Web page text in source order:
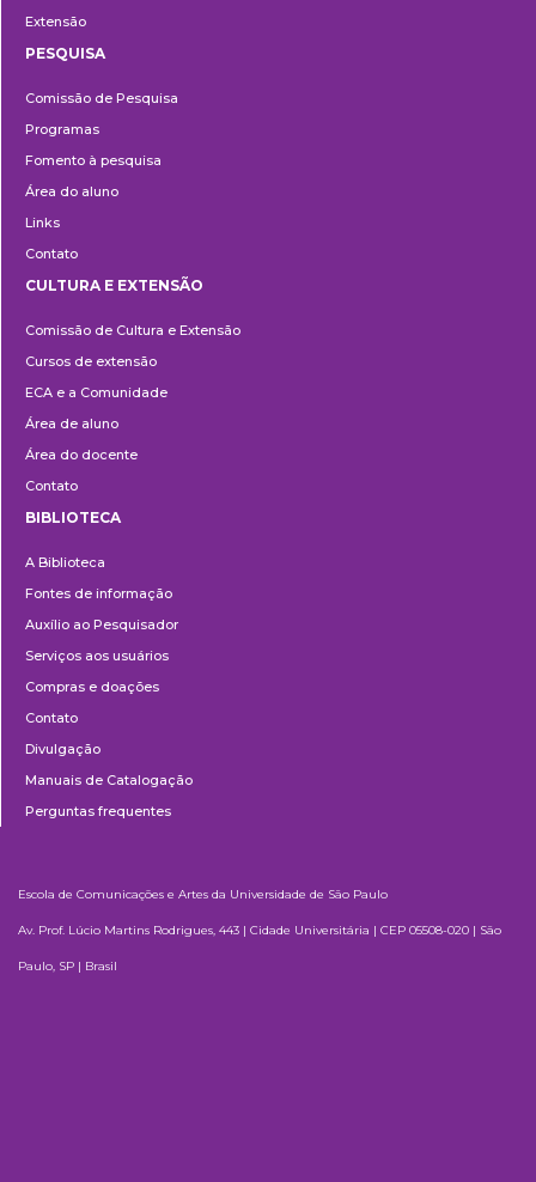
Extensão
PESQUISA
Comissão de Pesquisa
Programas
Fomento à pesquisa
Área do aluno
Links
Contato
e
Extensão
CULTURA E EXTENSÃO
Comissão de Cultura e Extensão
Cursos de extensão
ECA e a Comunidade
Área de aluno
Área do docente
Contato
BIBLIOTECA
A Biblioteca
Fontes de informação
Auxílio ao Pesquisador
Serviços aos usuários
Compras e doações
Contato
Divulgação
Manuais de Catalogação
Perguntas frequentes
Escola de Comunicações e Artes da Universidade de São Paulo
Av. Prof. Lúcio Martins Rodrigues, 443 | Cidade Universitária | CEP 05508-020 | São
Paulo, SP | Brasil